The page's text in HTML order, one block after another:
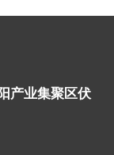
产业集聚区伏